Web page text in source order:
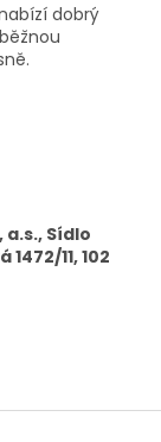
dobrý
a.s., Sídlo
11, 102